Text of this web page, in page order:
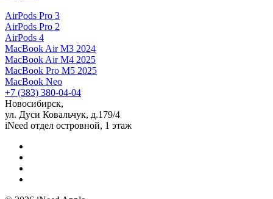
AirPods Pro 3
AirPods Pro 2
AirPods 4
MacBook Air M3 2024
MacBook Air M4 2025
MacBook Pro M5 2025
MacBook Neo
+7 (383) 380-04-04
Новосибирск,
ул. Дуси Ковальчук, д.179/4
iNeed отдел островной, 1 этаж